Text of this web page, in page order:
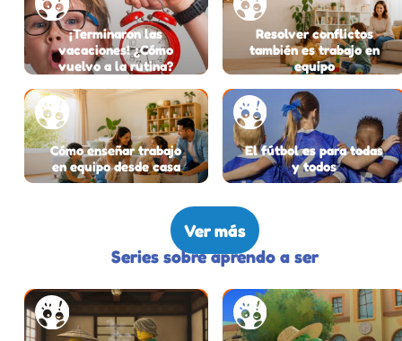
¡Terminaron las
vacaciones! ¿Cómo
vuelvo a la rutina?
Resolver conflictos
también es trabajo en
equipo
Cómo enseñar trabajo
en equipo desde casa
El fútbol es para todas
y todos
Ver más
Series sobre aprendo a ser